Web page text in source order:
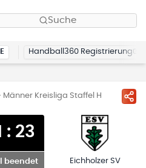
Suche
Handball360 Registrierung
Kreisliga Staffel H
: 23
beendet Eichholzer SV